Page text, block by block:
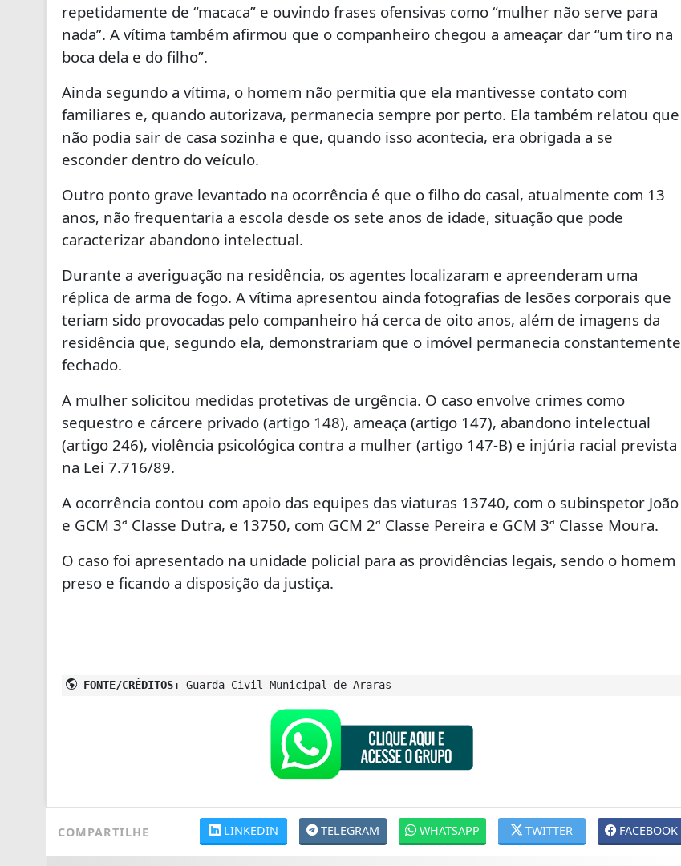
repetidamente de “macaca” e ouvindo frases ofensivas como “mulher não serve para
nada”. A vítima também afirmou que o companheiro chegou a ameaçar dar “um tiro na
boca dela e do filho”.
Ainda segundo a vítima, o homem não permitia que ela mantivesse contato com
familiares e, quando autorizava, permanecia sempre por perto. Ela também relatou que
não podia sair de casa sozinha e que, quando isso acontecia, era obrigada a se
esconder dentro do veículo.
Outro ponto grave levantado na ocorrência é que o filho do casal, atualmente com 13
anos, não frequentaria a escola desde os sete anos de idade, situação que pode
caracterizar abandono intelectual.
Durante a averiguação na residência, os agentes localizaram e apreenderam uma
réplica de arma de fogo. A vítima apresentou ainda fotografias de lesões corporais que
teriam sido provocadas pelo companheiro há cerca de oito anos, além de imagens da
residência que, segundo ela, demonstrariam que o imóvel permanecia constantemente
fechado.
A mulher solicitou medidas protetivas de urgência. O caso envolve crimes como
sequestro e cárcere privado (artigo 148), ameaça (artigo 147), abandono intelectual
(artigo 246), violência psicológica contra a mulher (artigo 147-B) e injúria racial prevista
na Lei 7.716/89.
A ocorrência contou com apoio das equipes das viaturas 13740, com o subinspetor João
e GCM 3ª Classe Dutra, e 13750, com GCM 2ª Classe Pereira e GCM 3ª Classe Moura.
O caso foi apresentado na unidade policial para as providências legais, sendo o homem
preso e ficando a disposição da justiça.
FONTE/CRÉDITOS: Guarda Civil Municipal de Araras
COMPARTILHE FACEBOOK
TWITTER
WHATSAPP
TELEGRAM
LINKEDIN